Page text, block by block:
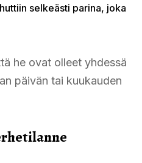
selkeästi parina, joka
he ovat olleet yhdessä
päivän tai kuukauden